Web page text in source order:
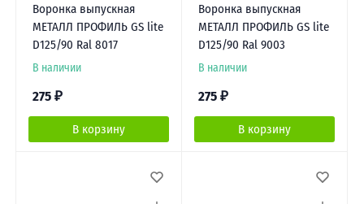
Воронка выпускная
МЕТАЛЛ ПРОФИЛЬ GS lite
D125/90 Ral 8017
В наличии
275 ₽
В корзину
Воронка выпускная
МЕТАЛЛ ПРОФИЛЬ GS lite
D125/90 Ral 9003
В наличии
275 ₽
В корзину